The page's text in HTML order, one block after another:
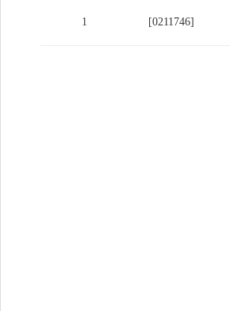
1 [0211746]